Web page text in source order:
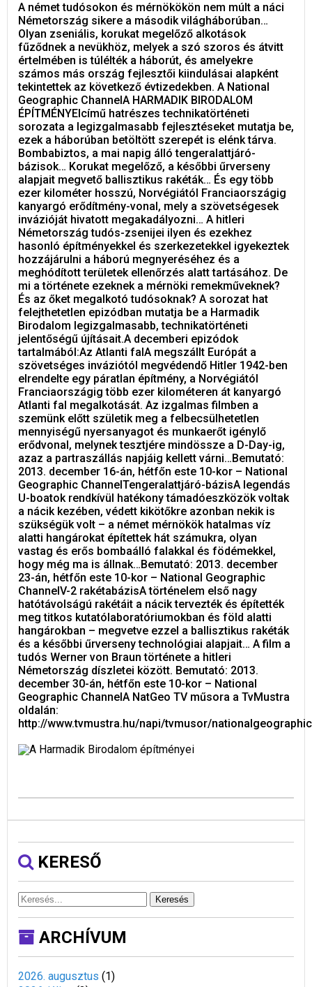
A német tudósokon és mérnökökön nem múlt a náci
Németország sikere a második világháborúban…
Olyan zseniális, korukat megelőző alkotások
fűződnek a nevükhöz, melyek a szó szoros és átvitt
értelmében is túlélték a háborút, és amelyekre
számos más ország fejlesztői kiindulásai alapként
tekintettek az következő évtizedekben. A National
Geographic ChannelA HARMADIK BIRODALOM
ÉPÍTMÉNYEIcímű hatrészes technikatörténeti
sorozata a legizgalmasabb fejlesztéseket mutatja be,
ezek a háborúban betöltött szerepét is elénk tárva.
Bombabiztos, a mai napig álló tengeralattjáró-
bázisok… Korukat megelőző, a későbbi űrverseny
alapjait megvető ballisztikus rakéták… És egy több
ezer kilométer hosszú, Norvégiától Franciaországig
kanyargó erődítmény-vonal, mely a szövetségesek
invázióját hivatott megakadályozni… A hitleri
Németország tudós-zsenijei ilyen és ezekhez
hasonló építményekkel és szerkezetekkel igyekeztek
hozzájárulni a háború megnyeréséhez és a
meghódított területek ellenőrzés alatt tartásához. De
mi a története ezeknek a mérnöki remekműveknek?
És az őket megalkotó tudósoknak? A sorozat hat
felejthetetlen epizódban mutatja be a Harmadik
Birodalom legizgalmasabb, technikatörténeti
jelentőségű újításait.A decemberi epizódok
tartalmából:Az Atlanti falA megszállt Európát a
szövetséges inváziótól megvédendő Hitler 1942-ben
elrendelte egy páratlan építmény, a Norvégiától
Franciaországig több ezer kilométeren át kanyargó
Atlanti fal megalkotását. Az izgalmas filmben a
szemünk előtt születik meg a felbecsülhetetlen
mennyiségű nyersanyagot és munkaerőt igénylő
erődvonal, melynek tesztjére mindössze a D-Day-ig,
azaz a partraszállás napjáig kellett várni…Bemutató:
2013. december 16-án, hétfőn este 10-kor – National
Geographic ChannelTengeralattjáró-bázisA legendás
U-boatok rendkívül hatékony támadóeszközök voltak
a nácik kezében, védett kikötőkre azonban nekik is
szükségük volt – a német mérnökök hatalmas víz
alatti hangárokat építettek hát számukra, olyan
vastag és erős bombaálló falakkal és födémekkel,
hogy még ma is állnak…Bemutató: 2013. december
23-án, hétfőn este 10-kor – National Geographic
ChannelV-2 rakétabázisA történelem első nagy
hatótávolságú rakétáit a nácik tervezték és építették
meg titkos kutatólaboratóriumokban és föld alatti
hangárokban – megvetve ezzel a ballisztikus rakéták
és a későbbi űrverseny technológiai alapjait… A film a
tudós Werner von Braun története a hitleri
Németország díszletei között. Bemutató: 2013.
december 30-án, hétfőn este 10-kor – National
Geographic ChannelA NatGeo TV műsora a TvMustra
oldalán:
http://www.tvmustra.hu/napi/tvmusor/nationalgeographic
KERESŐ
Keresés
ARCHÍVUM
2026. augusztus (1)